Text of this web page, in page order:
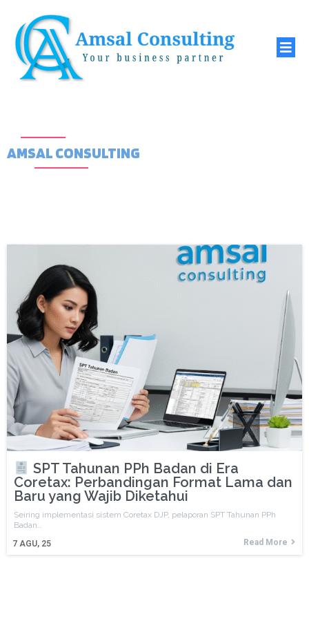
AMSAL CONSULTING
SPT Tahunan PPh Badan di Era
Coretax: Perbandingan Format Lama dan
Baru yang Wajib Diketahui
7 AGU, 25
Seiring implementasi sistem Coretax DJP, pelaporan SPT Tahunan PPh
Badan…
Read More